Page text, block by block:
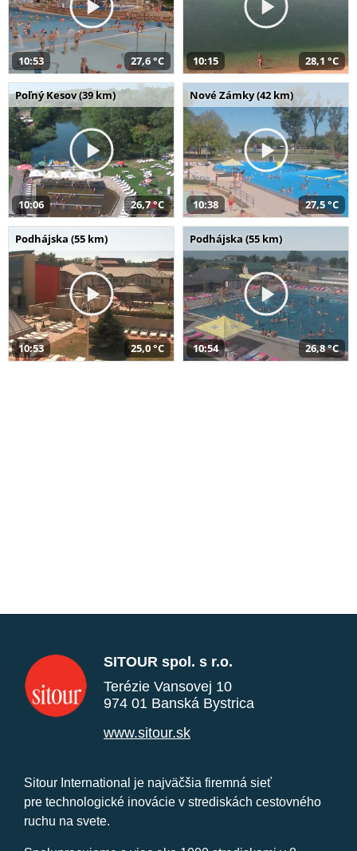
10:53 27,6 °C 10:15 28,1 °C
Poľný Kesov (39 km)
10:06 26,7 °C
Nové Zámky (42 km)
10:38 27,5 °C
Podhájska (55 km)
10:53 25,0 °C
Podhájska (55 km)
10:54 26,8 °C
SITOUR spol. s r.o.
Terézie Vansovej 10
974 01 Banská Bystrica
www.sitour.sk
Sitour International je najväčšia firemná sieť
pre technologické inovácie v strediskách cestovného
ruchu na svete.